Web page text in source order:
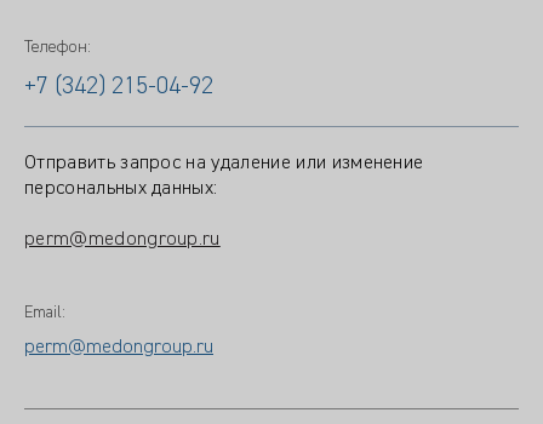
Телефон:
+7 (342) 215-04-92
Отправить запрос на удаление или изменение
персональных данных:
perm@medongroup.ru
Email:
perm@medongroup.ru